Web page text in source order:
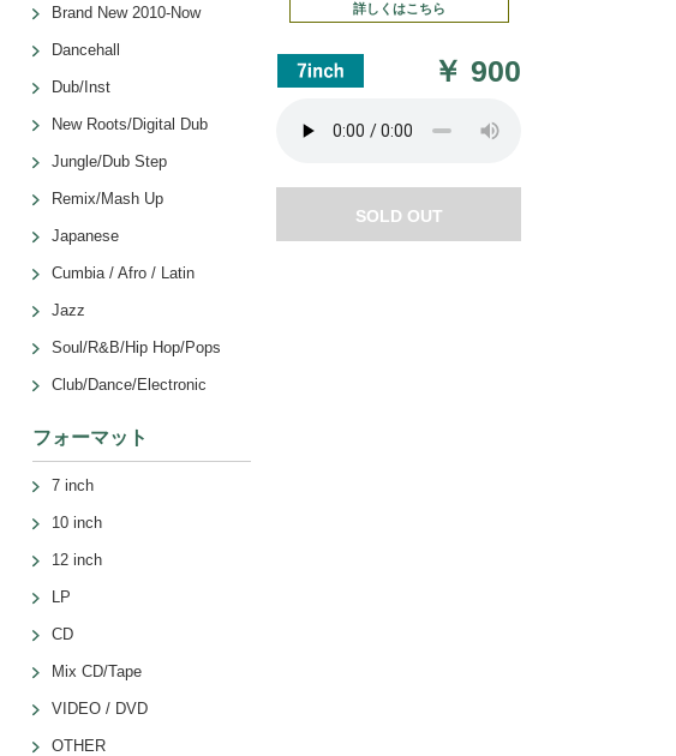
詳しくはこちら
￥900
SOLD OUT
Brand New 2010-Now
Dancehall
Dub/Inst
New Roots/Digital Dub
Jungle/Dub Step
Remix/Mash Up
Japanese
Cumbia / Afro / Latin
Jazz
Soul/R&B/Hip Hop/Pops
Club/Dance/Electronic
フォーマット
7 inch
10 inch
12 inch
LP
CD
Mix CD/Tape
VIDEO / DVD
OTHER